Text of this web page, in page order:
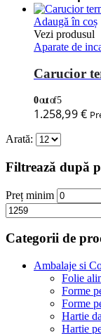
Adaugă în coș
Vezi produsul
Aparate de
Carucior
0out of 5
1.258,99€
Arată:
Filtrează după
Preț minim
Categorii de
Ambalaje si
Folie
Forme
Forme
Hartie
Hartie